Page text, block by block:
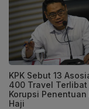
KPK Sebut 13
400 Travel Terlibat
Korupsi Penentuan
Haji